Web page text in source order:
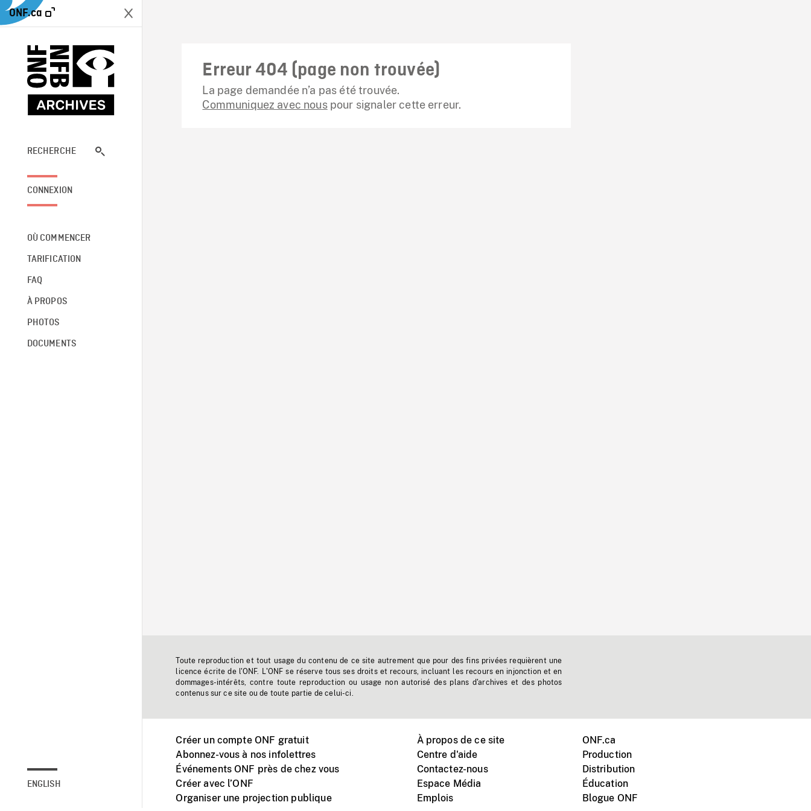
ONF.ca
RECHERCHE
CONNEXION
OÙ COMMENCER
TARIFICATION
FAQ
À PROPOS
PHOTOS
DOCUMENTS
ENGLISH
Erreur 404 (page non trouvée)
La page demandée n’a pas été trouvée.
Communiquez avec nouspour signaler cette erreur.
Toute reproduction et tout usage du contenu de ce site autrement que pour des fins privées requièrent une
licence écrite de l'ONF. L'ONF se réserve tous ses droits et recours, incluant les recours en injonction et en
dommages-intérêts, contre toute reproduction ou usage non autorisé des plans d'archives et des photos
contenus sur ce site ou de toute partie de celui-ci.
Créer un compte ONF gratuit
Abonnez-vous à nos infolettres
Événements ONF près de chez vous
Créer avec l’ONF
Organiser une projection publique
À propos de ce site
Centre d'aide
Contactez-nous
Espace Média
Emplois
ONF.ca
Production
Distribution
Éducation
Blogue ONF